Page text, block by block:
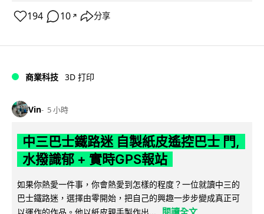
194 10 ↗ 分享
商業科技 3D 打印
Vin 5 小時
中三巴士鐵路迷 自製紙皮遙控巴士 門,
水撥識郁 + 實時GPS報站
如果你熱愛一件事，你會熱愛到怎樣的程度？一位就讀中三的
巴士鐵路迷，選擇由零開始，把自己的興趣一步步變成真正可